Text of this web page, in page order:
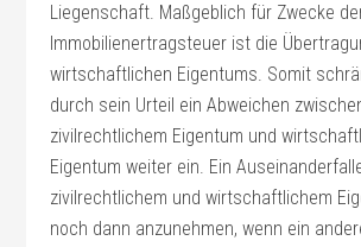
Liegenschaft. Maßgeblich für Zwecke
Immobilienertragsteuer ist die
wirtschaftlichen Eigentums. Somit
durch sein Urteil ein Abweichen
zivilrechtlichem Eigentum und
Eigentum weiter ein. Ein
zivilrechtlichem und wirtschaftlichem
noch dann anzunehmen, wenn ein